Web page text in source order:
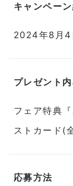
キャンペー
2024年8月4
プレゼント
フェア特典
ストカード(
応募方法